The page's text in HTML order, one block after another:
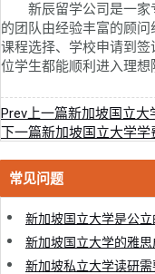
新辰留学公司是一家
的团队由经验丰富的顾
课程选择、学校申请到
位学生都能顺利进入理想
Prev上一篇新加坡国立大
下一篇新加坡国立大学学
常见问题
新加坡国立大学是公立
新加坡国立大学的雅思
新加坡私立大学读研需